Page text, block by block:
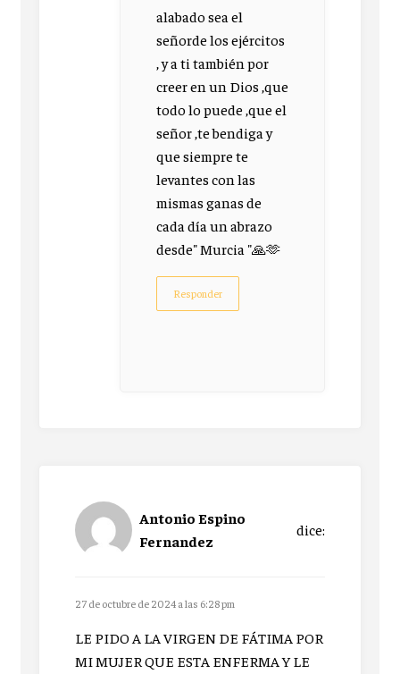
alabado sea el
señorde los ejércitos
, y a ti también por
creer en un Dios ,que
todo lo puede ,que el
señor ,te bendiga y
que siempre te
levantes con las
mismas ganas de
cada día un abrazo
desde" Murcia "🙏🫶
Responder
Antonio Espino
Fernandez
dice:
27 de octubre de 2024 a las 6:28 pm
LE PIDO A LA VIRGEN DE FÁTIMA POR
MI MUJER QUE ESTA ENFERMA Y LE